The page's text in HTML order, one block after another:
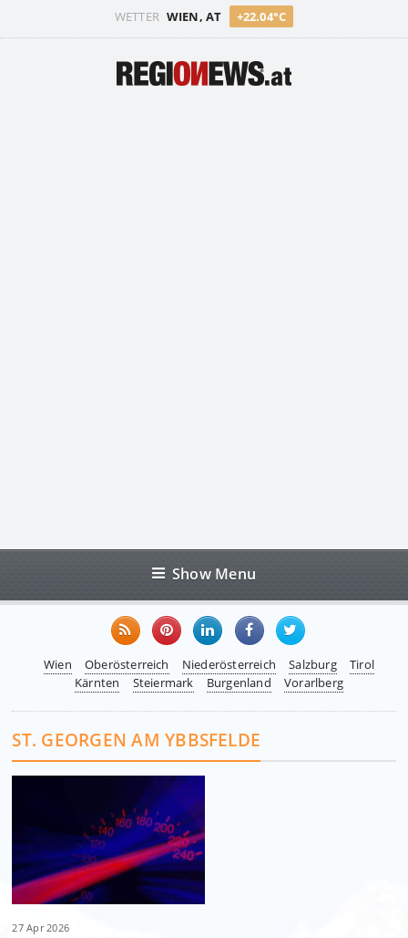
WETTER WIEN, AT +22.04°C
Show Menu
Wien Oberösterreich Niederösterreich Salzburg
Tirol
Kärnten
Steiermark Burgenland Vorarlberg
ST. GEORGEN AM YBBSFELDE
27 Apr 2026